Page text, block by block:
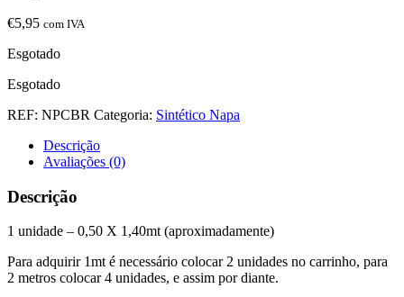
€5,95 com IVA
Esgotado
Esgotado
REF: NPCBR Categoria: Sintético Napa
Descrição
Avaliações (0)
Descrição
1 unidade – 0,50 X 1,40mt (aproximadamente)
Para adquirir 1mt é necessário colocar 2 unidades no carrinho, para
2 metros colocar 4 unidades, e assim por diante.